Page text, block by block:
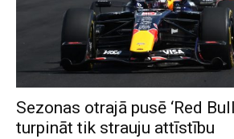
Sezonas otrajā pusē ‘Red
turpināt tik strauju attīstību